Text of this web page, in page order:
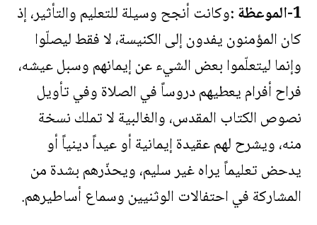
1-الموعظة :
وكانت أنجح وسيلة للتعليم والتأثير، إذ
كان المؤمنون يفدون إلى الكنيسة، لا فقط ليصلّوا
وإنما ليتعلّموا بعض الشيء عن إيمانهم وسبل عيشه،
فراح أفرام يعطيهم دروساً في الصلاة وفي تأويل
نصوص الكتاب المقدس، والغالبية لا تملك نسخة
منه، ويشرح لهم عقيدة إيمانية أو عيداً دينياً أو
يدحض تعليماً يراه غير سليم، ويحذّرهم بشدة من
المشاركة في احتفالات الوثنيين وسماع أساطيرهم.